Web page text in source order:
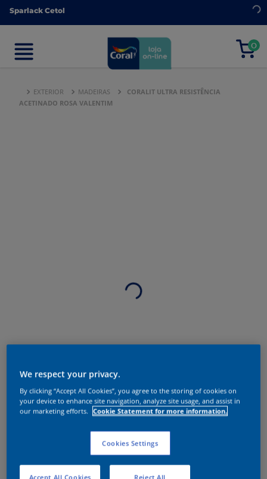
Sparlack Cetol
0
Sparlack Cetol
0
EXTERIOR MADEIRAS
CORALIT ULTRA RESISTÊNCIA
ACETINADO ROSA VALENTIM
We respect your privacy.
By clicking “Accept All Cookies”, you agree to the storing of cookies on
your device to enhance site navigation, analyze site usage, and assist in
our marketing efforts.
Cookie Statement for more information.
Cookies Settings
Reject All
Accept All Cookies